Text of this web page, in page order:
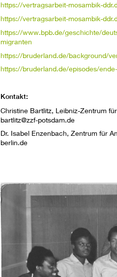
https://vertragsarbeit-mosambik-
https://vertragsarbeit-mosambik-
https://www.bpb.de/geschichte/
migranten
https://bruderland.de/background/
https://bruderland.de/episodes/
Kontakt:
Christine Bartlitz, Leibniz-Zentrum
bartlitz@zzf-potsdam.de
Dr. Isabel Enzenbach, Zentrum für
berlin.de